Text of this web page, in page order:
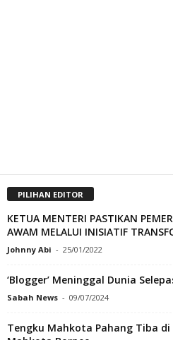
PILIHAN EDITOR
KETUA MENTERI PASTIKAN
AWAM MELALUI INISIATIF
Johnny Abi - 25/01/2022
‘Blogger’ Meninggal Dunia
Sabah News - 09/07/2024
Tengku Mahkota Pahang Tiba di